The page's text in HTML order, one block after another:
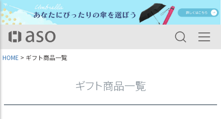
HOME ギフト商品一覧
ギフト商品一覧
並び順
新着順
登録順
価格が安い順
価格が高い順
優先度順
キーワードヒット順
検索